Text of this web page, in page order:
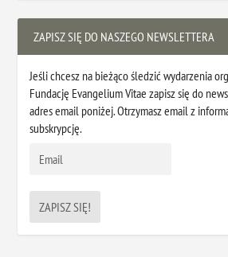
ZAPISZ SIĘ DO NASZEGO NEWSLETTERA
Jeśli chcesz na bieżąco śledzić wydarzenia
Fundację Evangelium Vitae zapisz się do
adres email poniżej. Otrzymasz email z
subskrypcję.